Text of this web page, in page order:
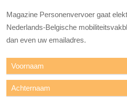
Magazine Personenvervoer gaat
Nederlands-Belgische
dan even uw emailadres.